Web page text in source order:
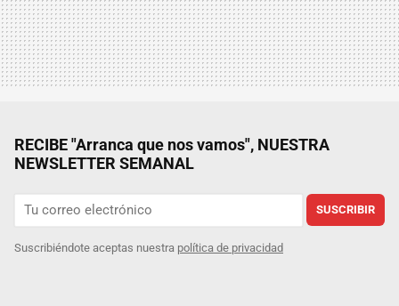
RECIBE "Arranca que nos vamos", NUESTRA
NEWSLETTER SEMANAL
SUSCRIBIR
Suscribiéndote aceptas nuestra política de privacidad